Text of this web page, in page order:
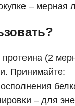
– мерная
протеина (2
Принимайте:
– для